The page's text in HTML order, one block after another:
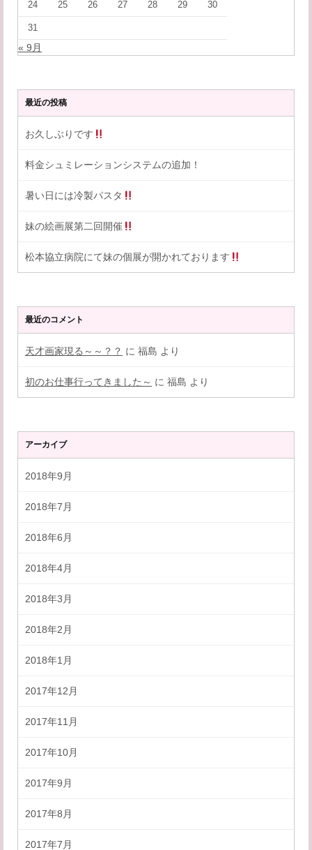
24 25 26 27 28 29 30
31
« 9月
最近の投稿
お久しぶりです
料金シュミレーションシステムの追加！
暑い日には冷製パスタ
妹の絵画展第二回開催
松本協立病院にて妹の個展が開かれております
最近のコメント
天才画家現る～～？？ に 福島 より
初のお仕事行ってきました～ に 福島 より
アーカイブ
2018年9月
2018年7月
2018年6月
2018年4月
2018年3月
2018年2月
2018年1月
2017年12月
2017年11月
2017年10月
2017年9月
2017年8月
2017年7月